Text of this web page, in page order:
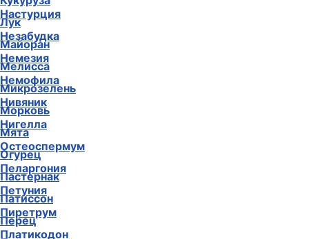
Настурция
Незабудка
Немезия
Немофила
Нивяник
Нигелла
Остеоспермум
Пеларгония
Петуния
Пиретрум
Платикодон
Лук
Майоран
Мелисса
Микрозелень
Морковь
Мята
Огурец
Пастернак
Патиссон
Перец